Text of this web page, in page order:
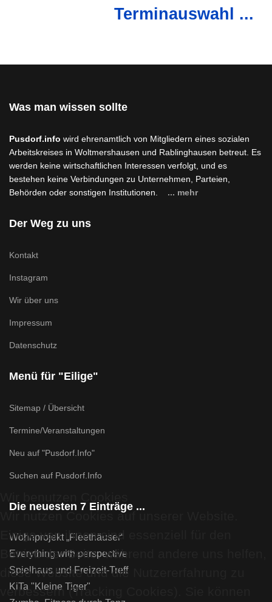
Terminauswahl ...
Was man wissen sollte
Pusdorf.info wird ehrenamtlich von Mitgliedern eines sozialen
Arbeitskreises in Woltmershausen und Rablinghausen betreut. Es
werden keine wirtschaftlichen Interessen verfolgt, und es
bestehen keine Verbindungen zu Unternehmen, Parteien,
Behörden oder sonstigen Institutionen. ... mehr
Der Weg zu uns
Kontakt
Instagram
Wir über uns
Impressum
Datenschutz
Menü für "Eilige"
Sitemap / Übersicht
Termine/Veranstaltungen
Neu auf "Pusdorf.Info"
Suchen auf Pusdorf.Info
Die neuesten 7 Einträge ...
Wohnprojekt „Fleethäuser“
Everything with perspective
Spielhaus und Freizeit-Treff
KiTa "Kleine Tiger"
Wir nutzen Cookies auf unserer Website.
Einige von ihnen sind essenziell für den
Betrieb der Seite, während andere uns helfen,
diese Website und die Nutzererfahrung zu
verbessern (Tracking Cookies). Sie können